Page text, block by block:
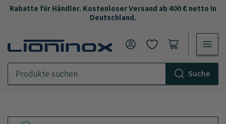
Rabatte für Händler. Kostenloser Versand ab 400 € netto in
Deutschland.
Produkte
Suche
Anmelden Warenkorb öffnen